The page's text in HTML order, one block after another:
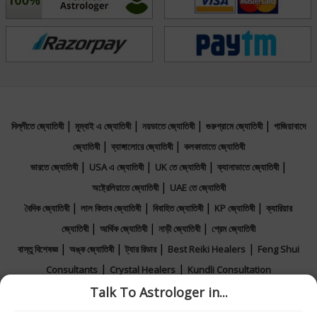
দিল্লীতে জ্যোতিষী | মুম্বাই এ জ্যোতিষী | নয়ডাতে জ্যোতিষী | গুরুগ্রামে জ্যোতিষী | গাজিয়াবাদে
জ্যোতিষী | ব্যাঙ্গালোরে জ্যোতিষী | কলকাতাতে জ্যোতিষী
ভারতে জ্যোতিষী | USA এ জ্যোতিষী | UK তে জ্যোতিষী | ক্যানাডাতে জ্যোতিষী |
অষ্ট্রেলিয়াতে জ্যোতিষী | UAE তে জ্যোতিষী
বৈদিক জ্যোতিষী | লাল কিতাব জ্যোতিষী| বিবাহিত জ্যোতিষী | KP জ্যোতিষী | ক্যারিয়ার
জ্যোতিষী | আর্থিক জ্যোতিষী | নাড়ী জ্যোতিষী | প্রেম জ্যোতিষী
বাস্তু বিশেষজ্ঞ | অঙ্ক জ্যোতিষী |ট্যার রিডার | Best Reiki Healers | Feng Shui
Consultants | Crystal Healers | Kundli Consultation
জ্যোতিষীর সাথে করুন চ্যাট|ফোনে বিনামূল্যে পরামর্শ|অনলাইন জ্যোতিষী পরামর্শ
Talk To Astrologer in...